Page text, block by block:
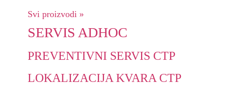
Svi proizvodi »
SERVIS ADHOC
PREVENTIVNI SERVIS CTP
LOKALIZACIJA KVARA CTP